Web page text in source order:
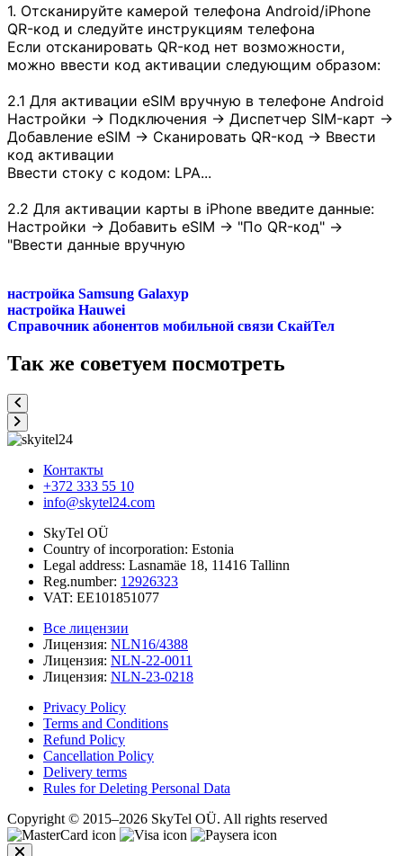
1. Отсканируйте камерой телефона Android/iPhone
QR-код и следуйте инструкциям телефона
Если отсканировать QR-код нет возможности,
можно ввести код активации следующим образом:
2.1 Для активации eSIM вручную в телефоне Android
Настройки -> Подключения -> Диспетчер SIM-карт ->
Добавление eSIM -> Сканировать QR-код -> Ввести
код активации
Ввести стоку с кодом: LPA...
2.2 Для активации карты в iPhone введите данные:
Настройки -> Добавить eSIM -> "По QR-код" ->
"Ввести данные вручную
настройка Samsung Galaxyp
настройка Hauwei
Справочник абонентов мобильной связи СкайТел
Так же советуем посмотреть
Контакты
+372 333 55 10
info@skytel24.com
SkyTel OÜ
Country of incorporation: Estonia
Legal address: Lasnamäe 18, 11416 Tallinn
Reg.number: 12926323
VAT: EE101851077
Все лицензии
Лицензия: NLN16/4388
Лицензия: NLN-22-0011
Лицензия: NLN-23-0218
Privacy Policy
Terms and Conditions
Refund Policy
Cancellation Policy
Delivery terms
Rules for Deleting Personal Data
Copyright © 2015–2026 SkyTel OÜ. All rights reserved